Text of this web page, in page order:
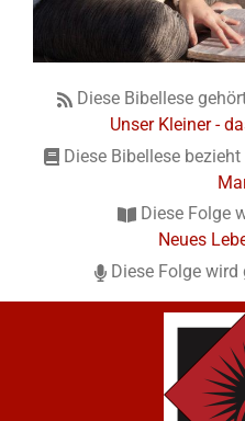
Diese Bibellese
Unser Kleiner -
Diese Bibellese
Diese Folge
Neues
Diese Folge wird